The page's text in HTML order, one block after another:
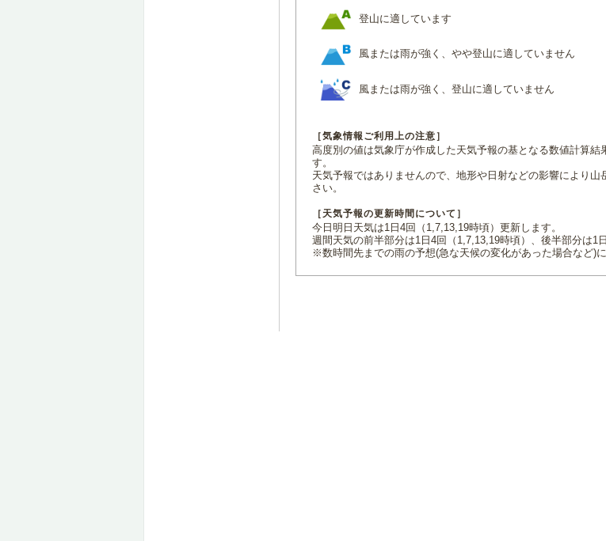
登山に適しています
風または雨が強く、やや登山に適していません
風または雨が強く、登山に適していません
［気象情報ご利用上の注意］
高度別の値は気象庁が作成した天気予報の基となる数値計算
す。
天気予報ではありませんので、地形や日射などの影響により
さい。
［天気予報の更新時間について］
今日明日天気は1日4回（1,7,13,19時頃）更新します。
週間天気の前半部分は1日4回（1,7,13,19時頃）、後半部分は1
※数時間先までの雨の予想(急な天候の変化があった場合など)